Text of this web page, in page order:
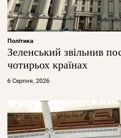
Політика
Зеленський звільнив
чотирьох країнах
6 Серпня, 2026